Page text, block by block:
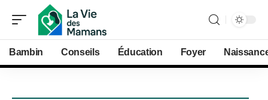
Bambin Conseils Éducation Foyer